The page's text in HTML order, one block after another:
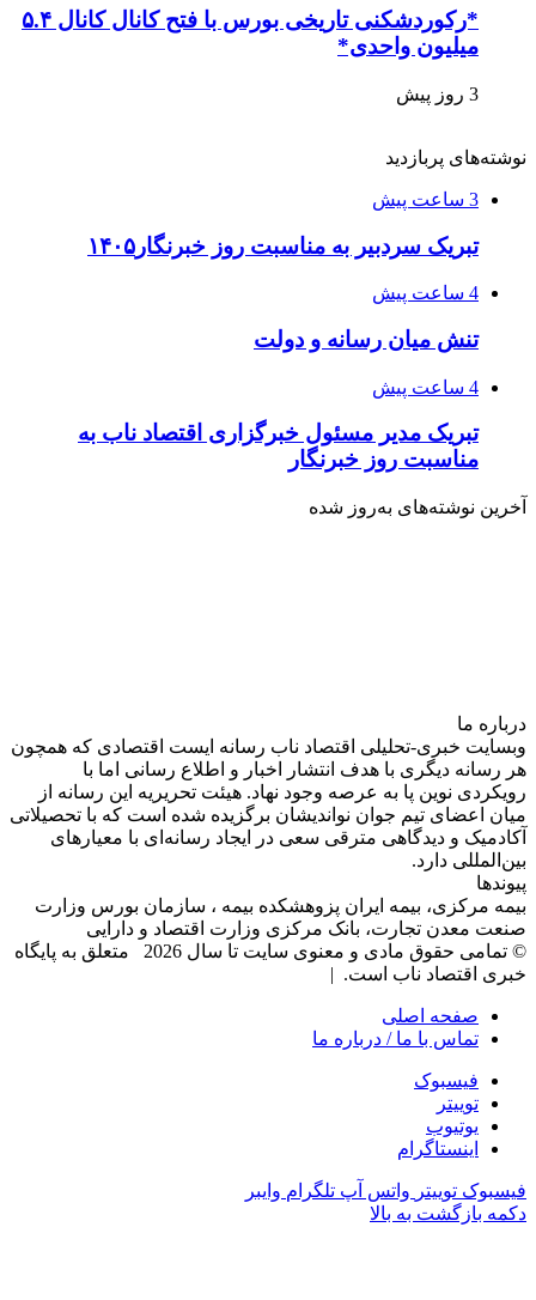
*رکوردشکنی تاریخی بورس با فتح کانال کانال ۵.۴
میلیون واحدی*
3 روز پیش
نوشته‌های پربازدید
3 ساعت پیش
تبریک سردبیر به مناسبت روز خبرنگار۱۴۰۵
4 ساعت پیش
تنش میان رسانه و دولت
4 ساعت پیش
تبریک مدیر مسئول خبرگزاری اقتصاد ناب به
مناسبت روز خبرنگار
آخرین نوشته‌های‌ به‌روز شده
درباره‌ ما
وبسایت خبری-تحلیلی اقتصاد ناب رسانه‌ ایست اقتصادی که همچون
هر رسانه دیگری با هدف انتشار اخبار و اطلاع رسانی اما با
رویکردی نوین پا به عرصه وجود نهاد. هیئت تحریریه این رسانه از
میان اعضای تیم جوان نواندیشان برگزیده شده است که با تحصیلاتی
آکادمیک و دیدگاهی‌ مترقی سعی در ایجاد رسانه‌ای با معیار‌های
بین‌المللی دارد.
پیوندها
بیمه مرکزی، بیمه ایران پزوهشکده بیمه ، سازمان بورس وزارت
صنعت معدن تجارت، بانک مرکزی وزارت اقتصاد و دارایی
© تمامی حقوق مادی و معنوی سایت تا سال 2026 متعلق به پایگاه
خبری اقتصاد ناب است. |
صفحه اصلی
تماس با ما / درباره ما
فیسبوک
توییتر
یوتیوب
اینستاگرام
فیسبوک توییتر واتس آپ تلگرام وایبر
دکمه بازگشت به بالا